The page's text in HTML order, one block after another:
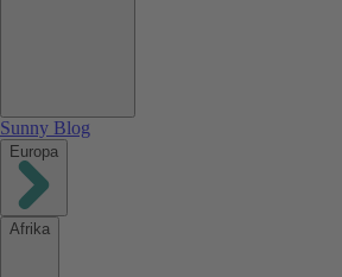
Sunny Blog
Europa
Afrika